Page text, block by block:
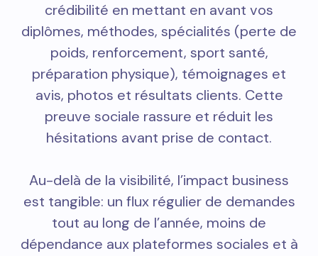
crédibilité en mettant en avant vos
diplômes, méthodes, spécialités (perte de
poids, renforcement, sport santé,
préparation physique), témoignages et
avis, photos et résultats clients. Cette
preuve sociale rassure et réduit les
hésitations avant prise de contact.
Au-delà de la visibilité, l’impact business
est tangible: un flux régulier de demandes
tout au long de l’année, moins de
dépendance aux plateformes sociales et à